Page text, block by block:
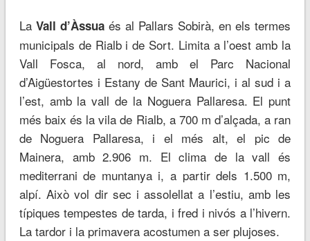
La Vall d’Àssuaés al Pallars Sobirà, en els termes
municipals de Rialb i de Sort. Limita a l’oest amb la
Vall Fosca, al nord, amb el Parc Nacional
d’Aigüestortes i Estany de Sant Maurici, i al sud i a
l’est, amb la vall de la Noguera Pallaresa. El punt
més baix és la vila de Rialb, a 700 m d’alçada, a ran
de Noguera Pallaresa, i el més alt, el pic de
Mainera, amb 2.906 m. El clima de la vall és
mediterrani de muntanya i, a partir dels 1.500 m,
alpí. Això vol dir sec i assolellat a l’estiu, amb les
típiques tempestes de tarda, i fred i nivós a l’hivern.
La tardor i la primavera acostumen a ser plujoses.